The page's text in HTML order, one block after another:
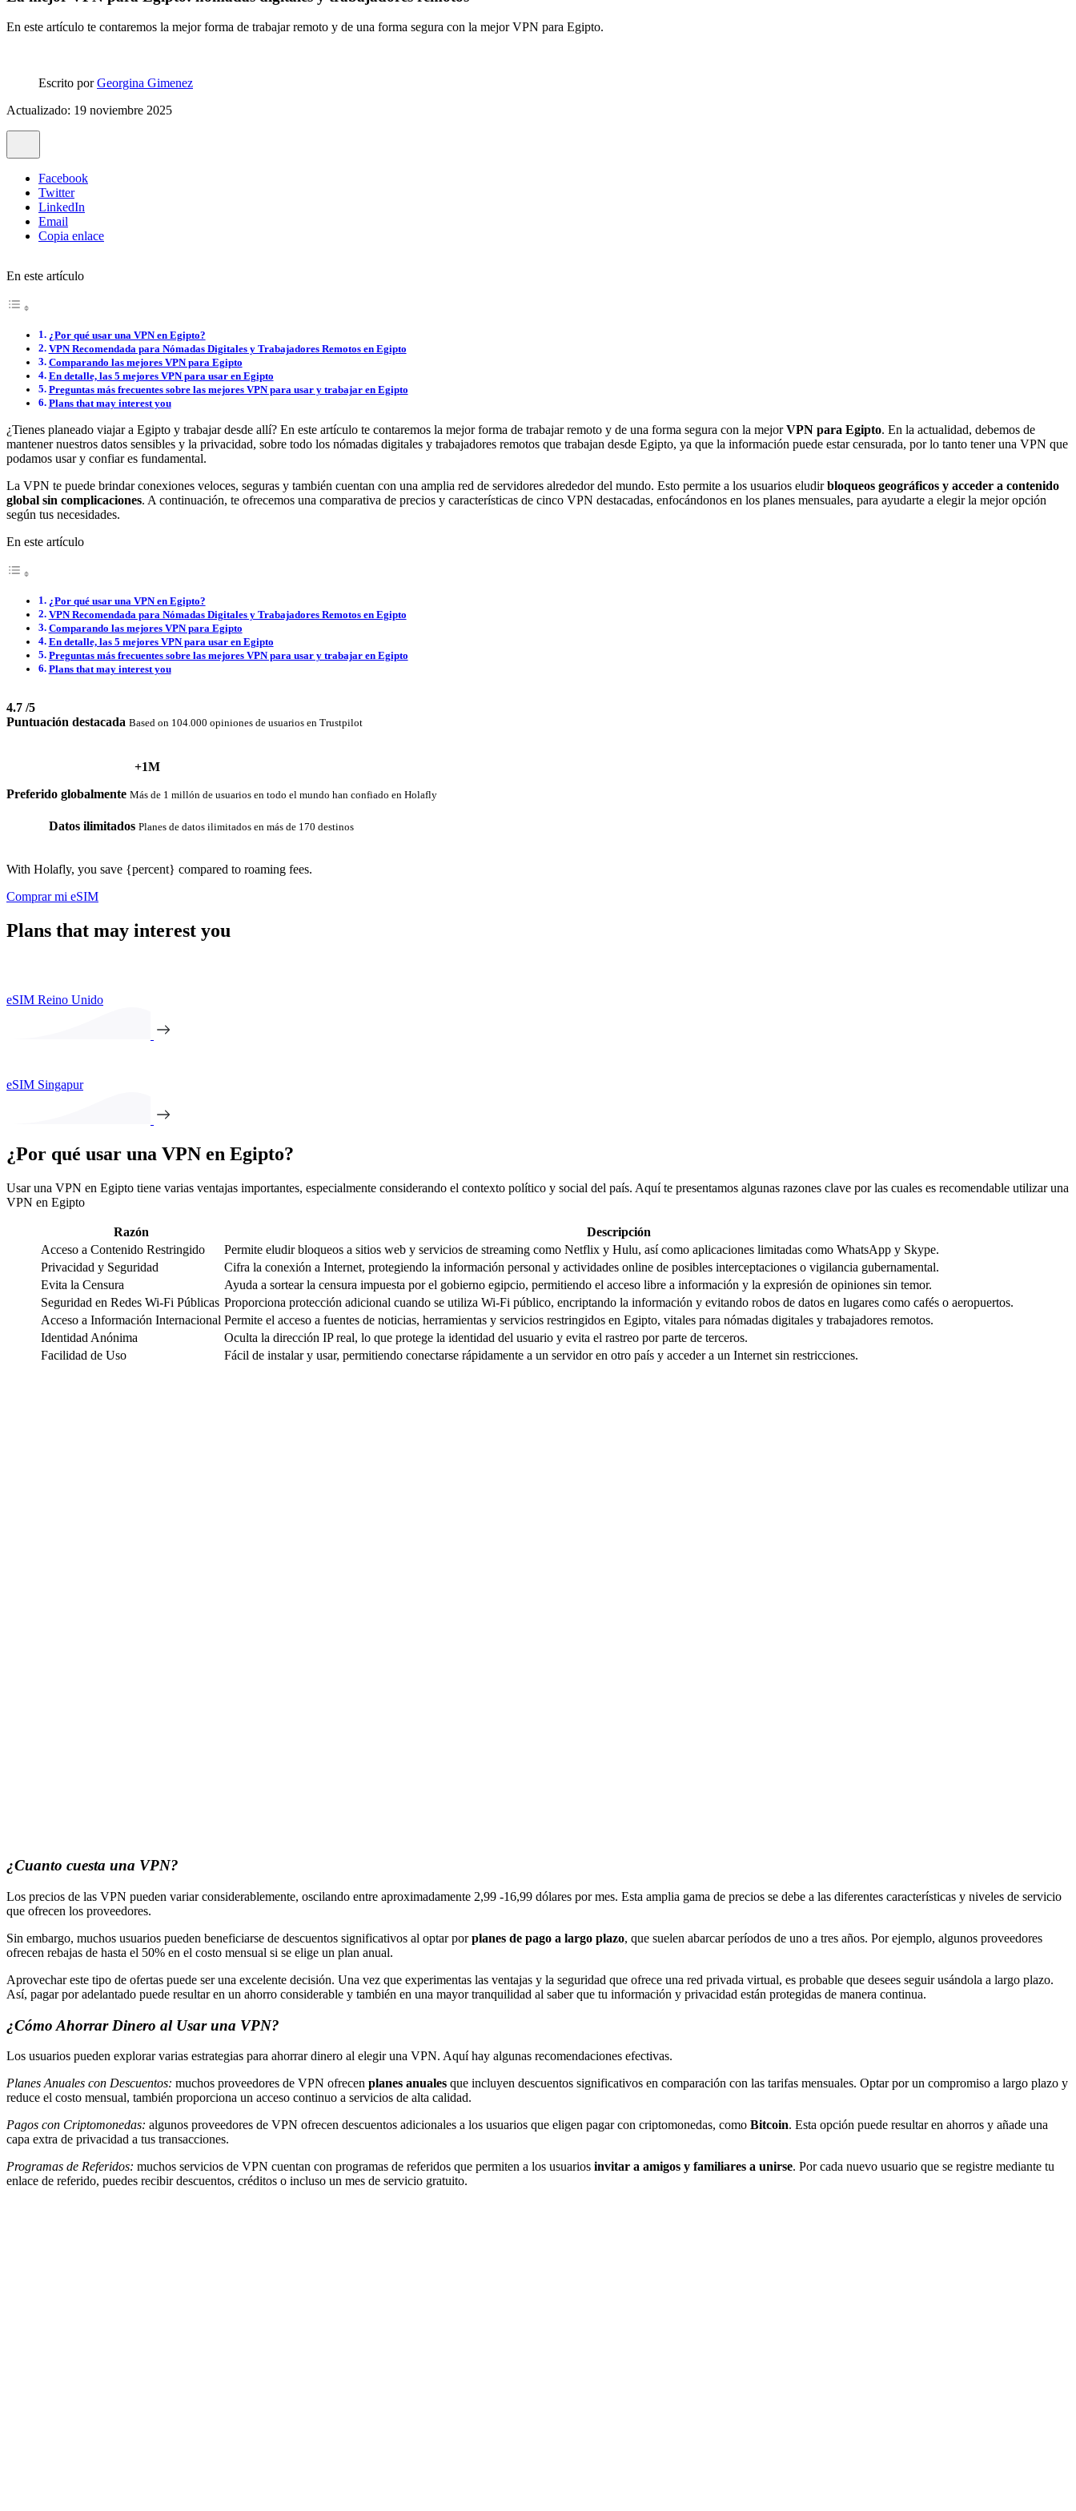
En este artículo te contaremos la mejor forma de trabajar remoto y de una forma segura con la mejor VPN para Egipto.
Escrito porGeorgina Gimenez
Actualizado: 19 noviembre 2025
Facebook
Twitter
LinkedIn
Email
Copia enlace
En este artículo
¿Por qué usar una VPN en Egipto?
VPN Recomendada para Nómadas Digitales y Trabajadores Remotos en Egipto
Comparando las mejores VPN para Egipto
En detalle, las 5 mejores VPN para usar en Egipto
Preguntas más frecuentes sobre las mejores VPN para usar y trabajar en Egipto
Plans that may interest you
¿Tienes planeado viajar a Egipto y trabajar desde allí? En este artículo te contaremos la mejor forma de trabajar remoto y de una forma segura con la mejorVPN para Egipto. En la actualidad, debemos de
mantener nuestros datos sensibles y la privacidad, sobre todo los nómadas digitales y trabajadores remotos que trabajan desde Egipto, ya que la información puede estar censurada, por lo tanto tener una VPN que
podamos usar y confiar es fundamental.
La VPN te puede brindar conexiones veloces, seguras y también cuentan con una amplia red de servidores alrededor del mundo. Esto permite a los usuarios eludirbloqueos geográficos y acceder a contenido
global sin complicaciones. A continuación, te ofrecemos una comparativa de precios y características de cinco VPN destacadas, enfocándonos en los planes mensuales, para ayudarte a elegir la mejor opción
según tus necesidades.
En este artículo
¿Por qué usar una VPN en Egipto?
VPN Recomendada para Nómadas Digitales y Trabajadores Remotos en Egipto
Comparando las mejores VPN para Egipto
En detalle, las 5 mejores VPN para usar en Egipto
Preguntas más frecuentes sobre las mejores VPN para usar y trabajar en Egipto
Plans that may interest you
4.7 /5
Puntuación destacada Based on 104.000 opiniones de usuarios en Trustpilot
+1M
Preferido globalmente Más de 1 millón de usuarios en todo el mundo han confiado en Holafly
Datos ilimitados Planes de datos ilimitados en más de 170 destinos
With Holafly, you save {percent} compared to roaming fees.
Comprar mi eSIM
Plans that may interest you
eSIM Reino Unido
eSIM Singapur
¿Por qué usar una VPN en Egipto?
Usar una VPN en Egipto tiene varias ventajas importantes, especialmente considerando el contexto político y social del país. Aquí te presentamos algunas razones clave por las cuales es recomendable utilizar una
VPN en Egipto
Razón
Descripción
Acceso a Contenido Restringido
Permite eludir bloqueos a sitios web y servicios de streaming como Netflix y Hulu, así como aplicaciones limitadas como WhatsApp y Skype.
Privacidad y Seguridad
Cifra la conexión a Internet, protegiendo la información personal y actividades online de posibles interceptaciones o vigilancia gubernamental.
Evita la Censura
Ayuda a sortear la censura impuesta por el gobierno egipcio, permitiendo el acceso libre a información y la expresión de opiniones sin temor.
Seguridad en Redes Wi-Fi Públicas Proporciona protección adicional cuando se utiliza Wi-Fi público, encriptando la información y evitando robos de datos en lugares como cafés o aeropuertos.
Acceso a Información Internacional Permite el acceso a fuentes de noticias, herramientas y servicios restringidos en Egipto, vitales para nómadas digitales y trabajadores remotos.
Identidad Anónima
Oculta la dirección IP real, lo que protege la identidad del usuario y evita el rastreo por parte de terceros.
Facilidad de Uso
Fácil de instalar y usar, permitiendo conectarse rápidamente a un servidor en otro país y acceder a un Internet sin restricciones.
¿Cuanto cuesta una VPN?
Los precios de las VPN pueden variar considerablemente, oscilando entre aproximadamente 2,99 -16,99 dólares por mes. Esta amplia gama de precios se debe a las diferentes características y niveles de servicio
que ofrecen los proveedores.
Sin embargo, muchos usuarios pueden beneficiarse de descuentos significativos al optar porplanes de pago a largo plazo, que suelen abarcar períodos de uno a tres años. Por ejemplo, algunos proveedores
ofrecen rebajas de hasta el 50% en el costo mensual si se elige un plan anual.
Aprovechar este tipo de ofertas puede ser una excelente decisión. Una vez que experimentas las ventajas y la seguridad que ofrece una red privada virtual, es probable que desees seguir usándola a largo plazo.
Así, pagar por adelantado puede resultar en un ahorro considerable y también en una mayor tranquilidad al saber que tu información y privacidad están protegidas de manera continua.
¿Cómo Ahorrar Dinero al Usar una VPN?
Los usuarios pueden explorar varias estrategias para ahorrar dinero al elegir una VPN. Aquí hay algunas recomendaciones efectivas.
Planes Anuales con Descuentos: muchos proveedores de VPN ofrecen planes anuales que incluyen descuentos significativos en comparación con las tarifas mensuales. Optar por un compromiso a largo plazo y
reduce el costo mensual, también proporciona un acceso continuo a servicios de alta calidad.
Pagos con Criptomonedas: algunos proveedores de VPN ofrecen descuentos adicionales a los usuarios que eligen pagar con criptomonedas, como Bitcoin. Esta opción puede resultar en ahorros y añade una
capa extra de privacidad a tus transacciones.
Programas de Referidos: muchos servicios de VPN cuentan con programas de referidos que permiten a los usuarios invitar a amigos y familiares a unirse. Por cada nuevo usuario que se registre mediante tu
enlace de referido, puedes recibir descuentos, créditos o incluso un mes de servicio gratuito.